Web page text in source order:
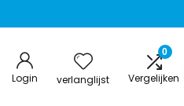
Login verlanglijst
0
Vergelijken